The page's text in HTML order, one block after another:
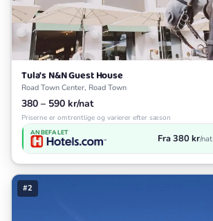
Tula's N&N Guest House
Road Town Center, Road Town
380 – 590 kr/nat
Priserne er omtrentlige og varierer efter sæson
ANBEFALET Fra 380 kr/nat
#2